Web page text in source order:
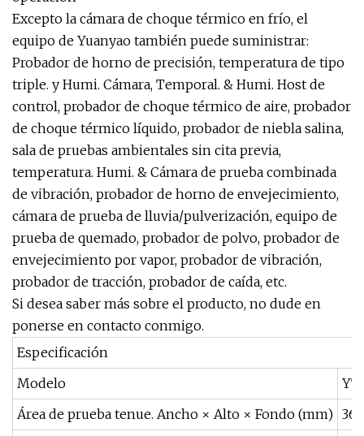
Excepto la cámara de choque térmico en frío, el
equipo de Yuanyao también puede suministrar:
Probador de horno de precisión, temperatura de tipo
triple. y Humi. Cámara, Temporal. & Humi. Host de
control, probador de choque térmico de aire, probador
de choque térmico líquido, probador de niebla salina,
sala de pruebas ambientales sin cita previa,
temperatura. Humi. & Cámara de prueba combinada
de vibración, probador de horno de envejecimiento,
cámara de prueba de lluvia/pulverización, equipo de
prueba de quemado, probador de polvo, probador de
envejecimiento por vapor, probador de vibración,
probador de tracción, probador de caída, etc.
Si desea saber más sobre el producto, no dude en
ponerse en contacto conmigo.
Especificación
Modelo
Área de prueba tenue. Ancho × Alto × Fondo (mm)